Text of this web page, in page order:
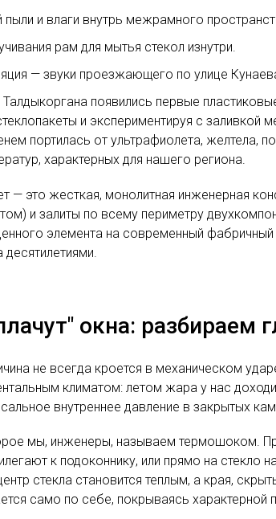
пыли и влаги внутрь межрамного
рам для мытья стекол изнутри.
— звуки проезжающего по улице
появились первые
и экспериментируя с заливкой
портилась от ультрафиолета, желтела,
характерных для нашего региона.
— это жесткая, монолитная инженерная
и залиты по всему периметру
элемента на современный
окна: разбираем
не всегда кроется в механическом
климатом: летом жара у нас
внутреннее давление в закрытых
мы, инженеры, называем термошоком.
к подоконнику, или прямо на стекло
стекла становится теплым, а края,
само по себе, покрываясь характерной